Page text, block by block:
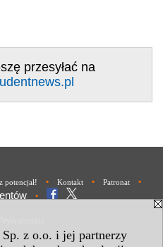
z o.o. i jej partnerzy
przesyłać na
potencjał! • Kontakt • Patronat •
•